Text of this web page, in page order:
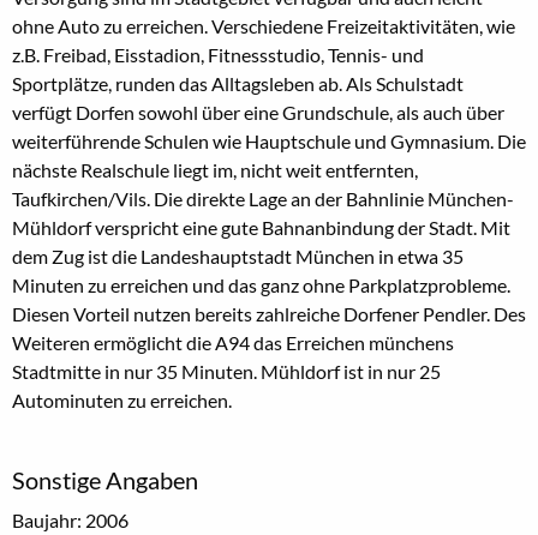
ohne Auto zu erreichen. Verschiedene Freizeitaktivitäten, wie
z.B. Freibad, Eisstadion, Fitnessstudio, Tennis- und
Sportplätze, runden das Alltagsleben ab. Als Schulstadt
verfügt Dorfen sowohl über eine Grundschule, als auch über
weiterführende Schulen wie Hauptschule und Gymnasium. Die
nächste Realschule liegt im, nicht weit entfernten,
Taufkirchen/Vils. Die direkte Lage an der Bahnlinie München-
Mühldorf verspricht eine gute Bahnanbindung der Stadt. Mit
dem Zug ist die Landeshauptstadt München in etwa 35
Minuten zu erreichen und das ganz ohne Parkplatzprobleme.
Diesen Vorteil nutzen bereits zahlreiche Dorfener Pendler. Des
Weiteren ermöglicht die A94 das Erreichen münchens
Stadtmitte in nur 35 Minuten. Mühldorf ist in nur 25
Autominuten zu erreichen.
Sonstige Angaben
Baujahr: 2006